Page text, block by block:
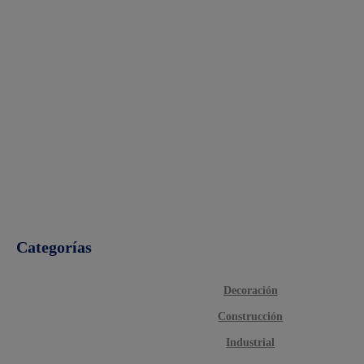
Categorías
Decoración
Construcción
Industrial